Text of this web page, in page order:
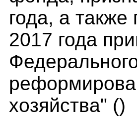
года, а
2017 года
хозяйства" ()